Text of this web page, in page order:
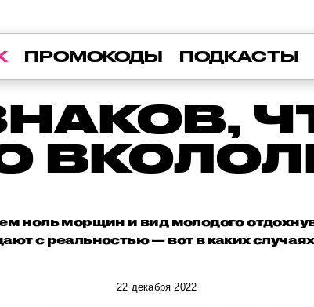
ПРОМОКОДЫ ПОДКАСТЫ
ноль морщин и вид молодого
с реальностью — вот в каких
22 декабря 2022